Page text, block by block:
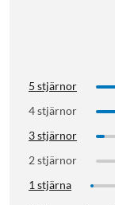
5 stjärnor
4 stjärnor
3 stjärnor
2 stjärnor
1 stjärna